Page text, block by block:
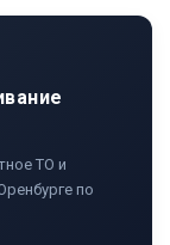
ТО и
по